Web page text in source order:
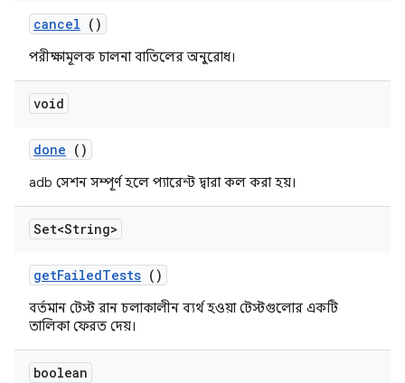
cancel ()
পরীক্ষামূলক চালনা বাতিলের অনুরোধ।
void
done ()
adb সেশন সম্পূর্ণ হলে প্যারেন্ট দ্বারা কল করা হয়।
Set<String>
getFailedTests ()
বর্তমান টেস্ট রান চলাকালীন ব্যর্থ হওয়া টেস্টগুলোর একটি
তালিকা ফেরত দেয়।
boolean